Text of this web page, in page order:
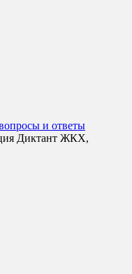
и ответы
Диктант ЖКХ,